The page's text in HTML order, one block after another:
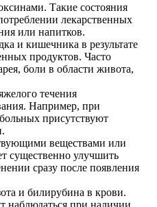
Такие состояния
лекарственных
или напитков.
и кишечника в результате
продуктов. Часто
боли в области живота,
течения
Например, при
присутствуют
веществами или
существенно улучшить
сразу после появления
и билирубина в крови.
наблюдаться при наличии